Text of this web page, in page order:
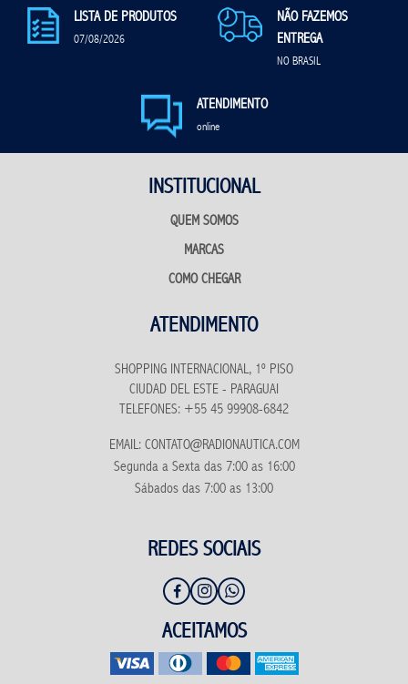
LISTA DE PRODUTOS
07/08/2026
NÃO FAZEMOS
ENTREGA
NO BRASIL
ATENDIMENTO
online
INSTITUCIONAL
QUEM SOMOS
MARCAS
COMO CHEGAR
ATENDIMENTO
SHOPPING INTERNACIONAL, 1º PISO
CIUDAD DEL ESTE - PARAGUAI
TELEFONES: +55 45 99908-6842
EMAIL: CONTATO@RADIONAUTICA.COM
Segunda a Sexta das 7:00 as 16:00
Sábados das 7:00 as 13:00
REDES SOCIAIS
ACEITAMOS